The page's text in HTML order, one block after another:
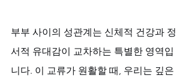
부부 사이의 성관계는 신체적 건강과 정
서적 유대감이 교차하는 특별한 영역입
니다. 이 교류가 원활할 때, 우리는 깊은